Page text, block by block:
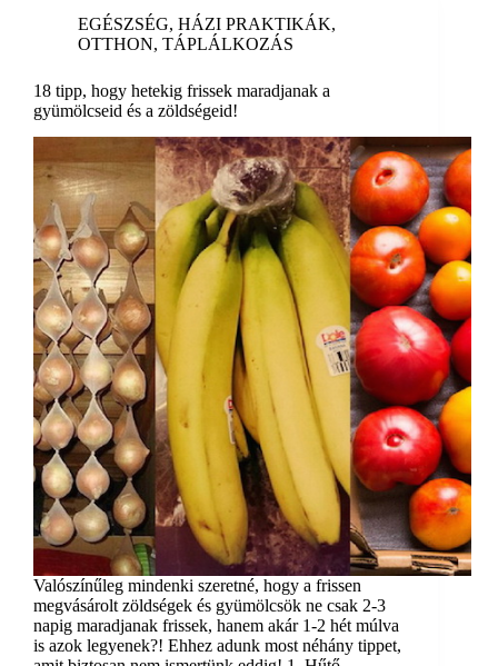
EGÉSZSÉG, HÁZI PRAKTIKÁK,
OTTHON, TÁPLÁLKOZÁS
18 tipp, hogy hetekig frissek maradjanak a
gyümölcseid és a zöldségeid!
Valószínűleg mindenki szeretné, hogy a frissen
megvásárolt zöldségek és gyümölcsök ne csak 2-3
napig maradjanak frissek, hanem akár 1-2 hét múlva
is azok legyenek?! Ehhez adunk most néhány tippet,